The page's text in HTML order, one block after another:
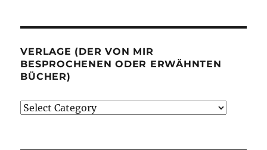
VERLAGE (DER VON MIR
BESPROCHENEN ODER ERWÄHNTEN
BÜCHER)
Verlage